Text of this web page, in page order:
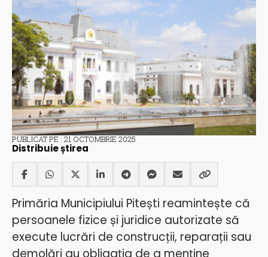
PUBLICAT PE : 21 OCTOMBRIE 2025
Distribuie știrea
Primăria Municipiului Pitești reamintește că
persoanele fizice și juridice autorizate să
execute lucrări de construcții, reparații sau
demolări au obligația de a menține